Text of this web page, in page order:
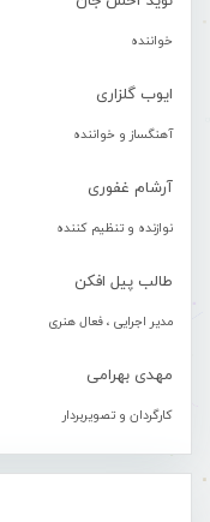
خواننده
ایوب گلزاری
آهنگساز و خواننده
آرشام غفوری
نوازنده و تنظیم کننده
طالب پیل افکن
مدیر اجرایی ، فعال هنری
مهدی بهرامی
کارگردان و تصویربردار